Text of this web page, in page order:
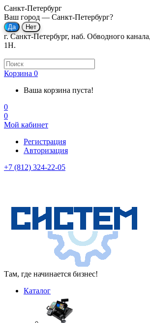
Санкт-Петербург
Ваш город — Санкт-Петербург?
г. Санкт-Петербург, наб. Обводного
1Н.
Корзина 0
Ваша корзина пуста!
0
0
Мой кабинет
Регистрация
Авторизация
+7 (812) 324-22-05
Там, где начинается бизнес!
Каталог